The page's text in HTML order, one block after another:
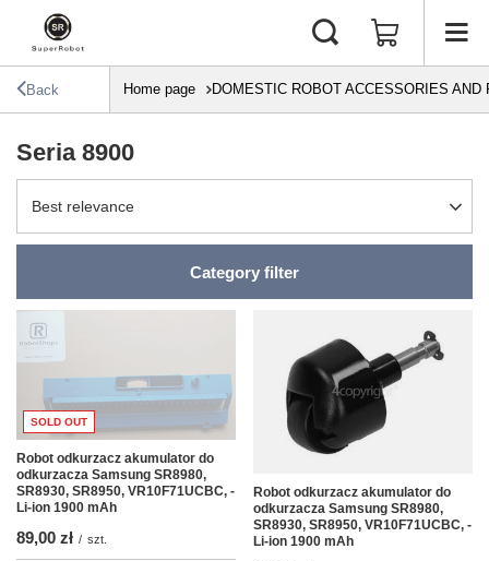
Back Home page DOMESTIC ROBOT ACCESSORIES AND
Seria 8900
Change sorting
Best relevance
Category filter
SOLD OUT
Robot odkurzacz akumulator do
odkurzacza Samsung SR8980,
SR8930, SR8950, VR10F71UCBC, -
Li-ion 1900 mAh
89,00 zł / szt.
Robot odkurzacz akumulator do
odkurzacza Samsung SR8980,
SR8930, SR8950, VR10F71UCBC, -
Li-ion 1900 mAh